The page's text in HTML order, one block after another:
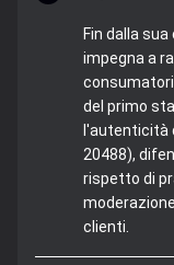
Fin dalla
impegna a
del primo
l'autenticità
20488),
rispetto di
clienti.